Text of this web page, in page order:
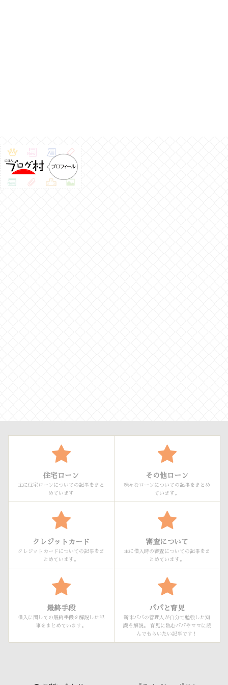
住宅ローン
主に住宅ローンについての記事をまと
めています
その他ローン
様々なローンについての記事をまとめ
ています。
クレジットカード
クレジットカードについての記事をま
とめています。
審査について
主に借入時の審査についての記事をま
とめています。
最終手段
借入に関しての最終手段を解説した記
事をまとめています。
パパと育児
新米パパの管理人が自分で勉強した知
識を解説。 育児に臨むパパやママに読
んでもらいたい記事です！